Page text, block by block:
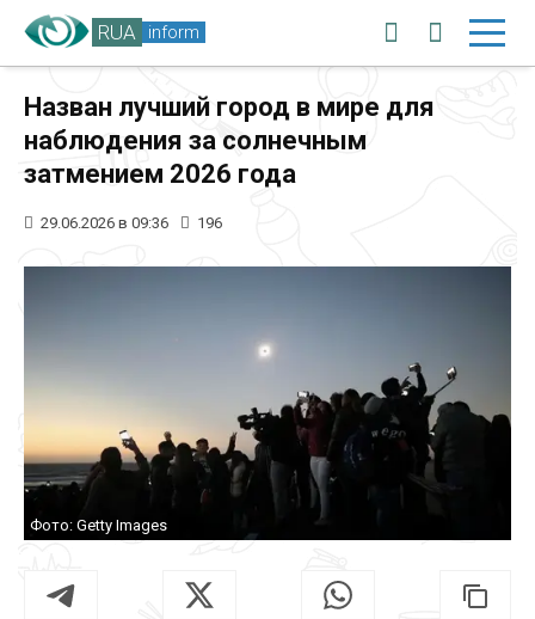
RUA inform
Назван лучший город в мире для
наблюдения за солнечным
затмением 2026 года
29.06.2026 в 09:36 196
Фото: Getty Images